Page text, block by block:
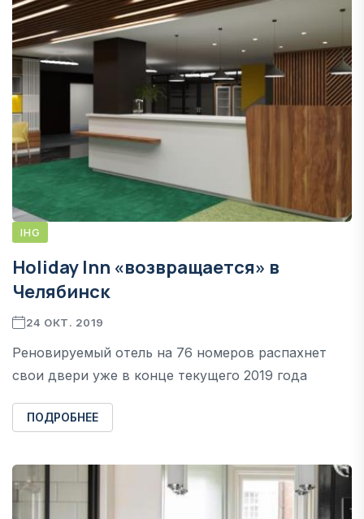
IHG
Holiday Inn «возвращается» в
Челябинск
24 ОКТ. 2019
Реновируемый отель на 76 номеров распахнет
свои двери уже в конце текущего 2019 года
ПОДРОБНЕЕ